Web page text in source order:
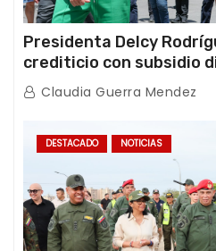
Presidenta Delcy
crediticio con subsidio
con Juntas de
Claudia Guerra Mendez
DESTACADO NOTICIAS